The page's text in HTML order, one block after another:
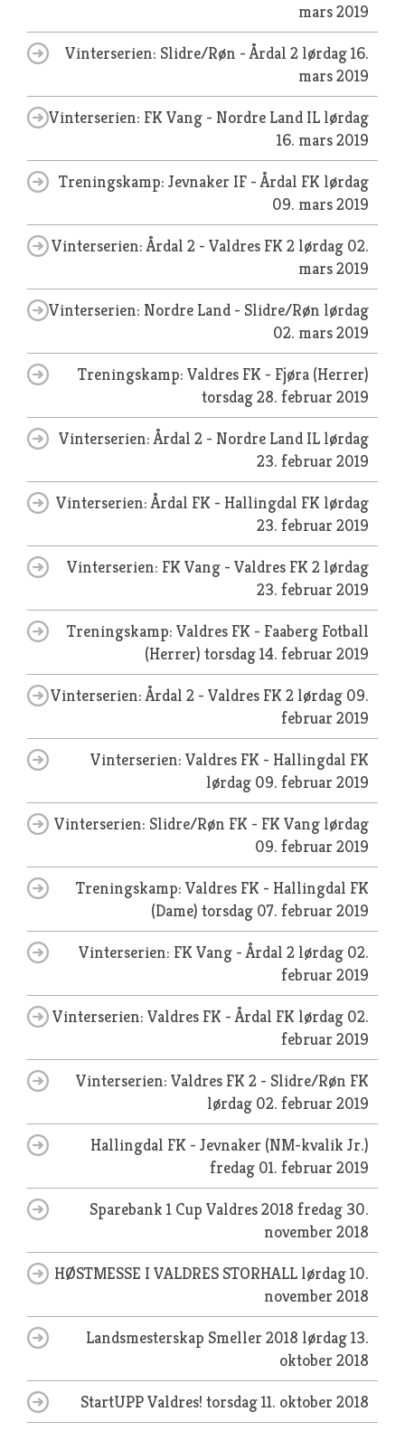
mars 2019
Vinterserien: Slidre/Røn - Årdal 2 lørdag 16.
mars 2019
Vinterserien: FK Vang - Nordre Land IL lørdag
16. mars 2019
Treningskamp: Jevnaker IF - Årdal FK lørdag
09. mars 2019
Vinterserien: Årdal 2 - Valdres FK 2 lørdag 02.
mars 2019
Vinterserien: Nordre Land - Slidre/Røn lørdag
02. mars 2019
Treningskamp: Valdres FK - Fjøra (Herrer)
torsdag 28. februar 2019
Vinterserien: Årdal 2 - Nordre Land IL lørdag
23. februar 2019
Vinterserien: Årdal FK - Hallingdal FK lørdag
23. februar 2019
Vinterserien: FK Vang - Valdres FK 2 lørdag
23. februar 2019
Treningskamp: Valdres FK - Faaberg Fotball
(Herrer) torsdag 14. februar 2019
Vinterserien: Årdal 2 - Valdres FK 2 lørdag 09.
februar 2019
Vinterserien: Valdres FK - Hallingdal FK
lørdag 09. februar 2019
Vinterserien: Slidre/Røn FK - FK Vang lørdag
09. februar 2019
Treningskamp: Valdres FK - Hallingdal FK
(Dame) torsdag 07. februar 2019
Vinterserien: FK Vang - Årdal 2 lørdag 02.
februar 2019
Vinterserien: Valdres FK - Årdal FK lørdag 02.
februar 2019
Vinterserien: Valdres FK 2 - Slidre/Røn FK
lørdag 02. februar 2019
Hallingdal FK - Jevnaker (NM-kvalik Jr.)
fredag 01. februar 2019
Sparebank 1 Cup Valdres 2018 fredag 30.
november 2018
HØSTMESSE I VALDRES STORHALL lørdag 10.
november 2018
Landsmesterskap Smeller 2018 lørdag 13.
oktober 2018
StartUPP Valdres! torsdag 11. oktober 2018